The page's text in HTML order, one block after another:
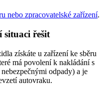
nebo zpracovatelské zařízení.
situaci řešit
získáte u zařízení ke sběru
má povolení k nakládání s
odpady) a je
autovraku.